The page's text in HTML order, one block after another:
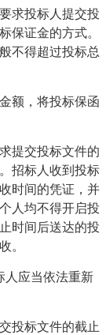
求投标人提交投
保证金的方式。
不得超过投标总
额，将投标保函
提交投标文件的
招标人收到投标
时间的凭证，并
人均不得开启投
时间后送达的投
。
人应当依法重新
投标文件的截止